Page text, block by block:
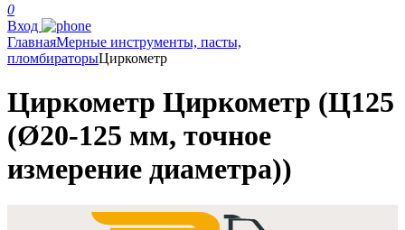
0
Вход
ГлавнаяМерные инструменты, пасты,
пломбираторыЦиркометр
Циркометр Циркометр (Ц125
(Ø20-125 мм, точное
измерение диаметра))